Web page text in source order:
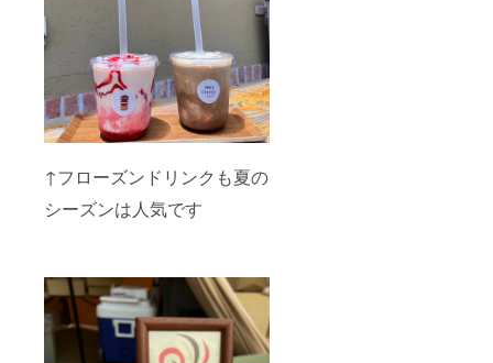
↑フローズンドリンクも夏の
シーズンは人気です